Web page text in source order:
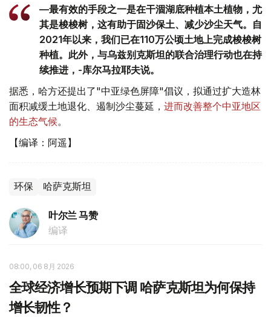
—最有效的手段之一是在干涸湖底种植本土植物，尤
其是梭梭树，这有助于固沙保土、减少沙尘天气。自
2021年以来，我们已在110万公顷土地上完成梭梭树
种植。此外，与乌兹别克斯坦的联合治理行动也在持
续推进，-库尔马拉耶夫说。
据悉，哈方还提出了"中亚绿色屏障"倡议，拟通过扩大造林
面积减缓土地退化、遏制沙尘蔓延， 进而改善整个中亚地区
的生态气候。
【编译：阿遥】
环保 哈萨克斯坦
叶尔兰 马赞
编译
08:00, 06 8月 2026
全球经济增长预期下调 哈萨克斯坦为何保持
增长韧性？